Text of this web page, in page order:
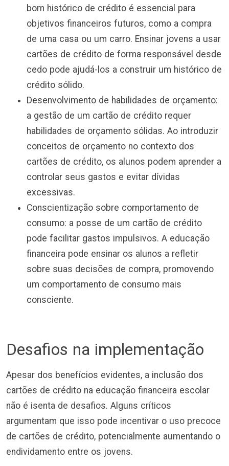
bom histórico de crédito é essencial para
objetivos financeiros futuros, como a compra
de uma casa ou um carro. Ensinar jovens a usar
cartões de crédito de forma responsável desde
cedo pode ajudá-los a construir um histórico de
crédito sólido.
Desenvolvimento de habilidades de orçamento:
a gestão de um cartão de crédito requer
habilidades de orçamento sólidas. Ao introduzir
conceitos de orçamento no contexto dos
cartões de crédito, os alunos podem aprender a
controlar seus gastos e evitar dívidas
excessivas.
Conscientização sobre comportamento de
consumo: a posse de um cartão de crédito
pode facilitar gastos impulsivos. A educação
financeira pode ensinar os alunos a refletir
sobre suas decisões de compra, promovendo
um comportamento de consumo mais
consciente.
Desafios na implementação
Apesar dos benefícios evidentes, a inclusão dos
cartões de crédito na educação financeira escolar
não é isenta de desafios. Alguns críticos
argumentam que isso pode incentivar o uso precoce
de cartões de crédito, potencialmente aumentando o
endividamento entre os jovens.